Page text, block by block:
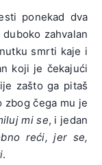
ponekad dva
zahvalan
smrti kaje i
koji je čekajući
zašto ga pitaš
čega mu je
mi se, i jedan
reći, jer se,
.